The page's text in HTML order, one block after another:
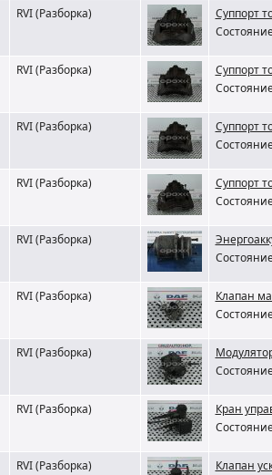
RVI (Разборка)
Суппорт
RVI (Разборка)
Суппорт
RVI (Разборка)
Суппорт
RVI (Разборка)
Суппорт
RVI (Разборка)
RVI (Разборка)
Клапан
RVI (Разборка)
RVI (Разборка)
Кран
RVI (Разборка)
Клапан